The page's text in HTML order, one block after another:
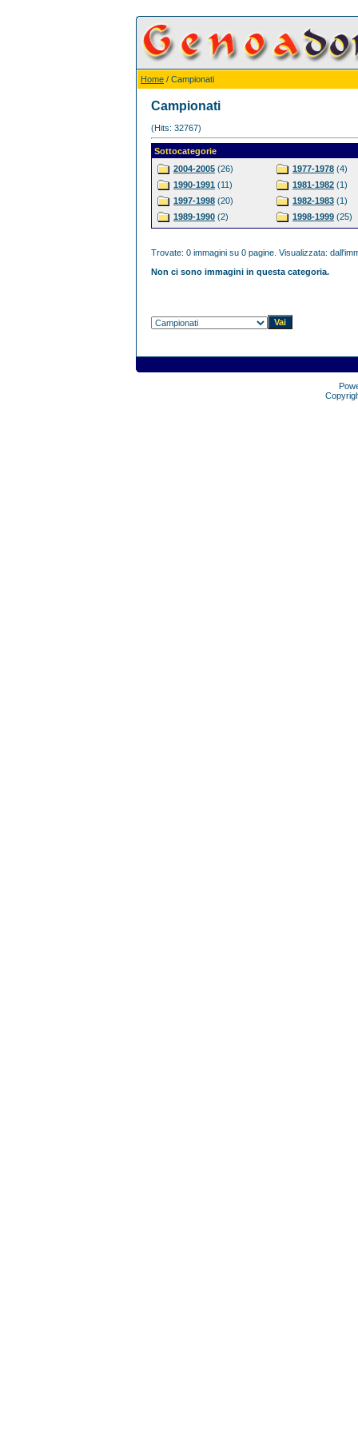
Home / Campionati
Campionati
(Hits: 32767)
Sottocategorie
2004-2005 (26)
1990-1991 (11)
1997-1998 (20)
1989-1990 (2)
1977-1978 (4)
1981-1982 (1)
1982-1983 (1)
1998-1999 (25)
Trovate: 0 immagini su 0 pagine. Visualizzata:
Non ci sono immagini in questa categoria.